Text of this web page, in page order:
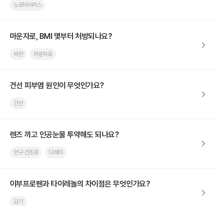
노로바이러스
마운자로, BMI 몇부터 처방되나요?
비만 마운자로
건선 피부염 원인이 무엇인가요?
건선
렌즈 끼고 인공눈물 투약해도 되나요?
안구 건조증 다래끼
이부프로펜과 타이레놀의 차이점은 무엇인가요?
감기